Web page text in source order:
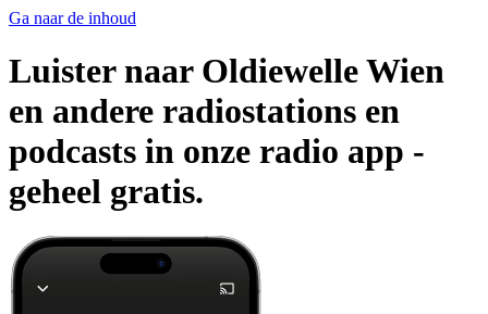
Ga naar de inhoud
Luister naar Oldiewelle Wien
en andere radiostations en
podcasts in onze radio app -
geheel gratis.